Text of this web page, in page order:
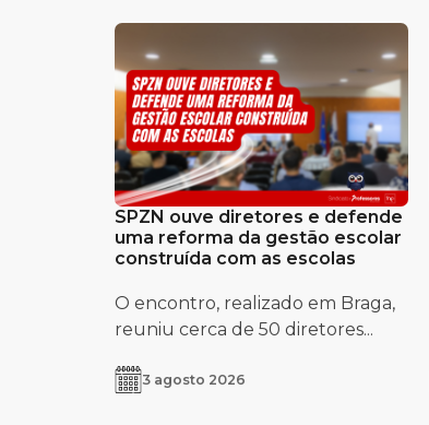
SPZN ouve diretores e defende
uma reforma da gestão escolar
construída com as escolas
O encontro, realizado em Braga,
reuniu cerca de 50 diretores...
3 agosto 2026